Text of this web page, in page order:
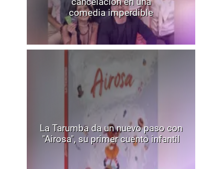
comedia imperdible
La Tarumba da un nuevo paso con
"Airosa", su primer cuento infantil